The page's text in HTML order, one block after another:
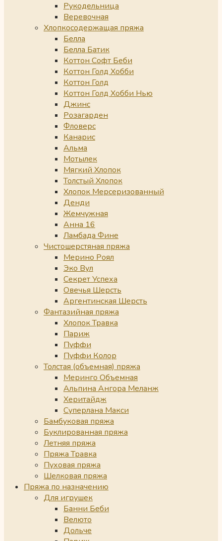
Рукодельница
Веревочная
Хлопкосодержащая пряжа
Белла
Белла Батик
Коттон Софт Беби
Коттон Голд Хобби
Коттон Голд
Коттон Голд Хобби Нью
Джинс
Розагарден
Фловерс
Канарис
Альма
Мотылек
Мягкий Хлопок
Толстый Хлопок
Хлопок Мерсеризованный
Денди
Жемчужная
Анна 16
Ламбада Фине
Чистошерстяная пряжа
Мерино Роял
Эко Вул
Секрет Успеха
Овечья Шерсть
Аргентинская Шерсть
Фантазийная пряжа
Хлопок Травка
Париж
Пуффи
Пуффи Колор
Толстая (объемная) пряжа
Меринго Объемная
Альпина Ангора Меланж
Херитайдж
Суперлана Макси
Бамбуковая пряжа
Буклированная пряжа
Летняя пряжа
Пряжа Травка
Пуховая пряжа
Шелковая пряжа
Пряжа по назначению
Для игрушек
Банни Беби
Велюто
Дольче